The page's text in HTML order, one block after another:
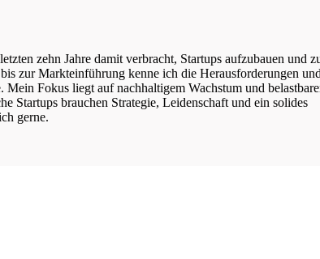
zehn Jahre damit verbracht, Startups aufzubauen und
zur Markteinführung kenne ich die Herausforderungen und
Mein Fokus liegt auf nachhaltigem Wachstum und
Startups brauchen Strategie, Leidenschaft und ein solides
gerne.